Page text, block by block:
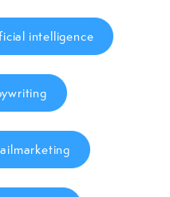
intelligence